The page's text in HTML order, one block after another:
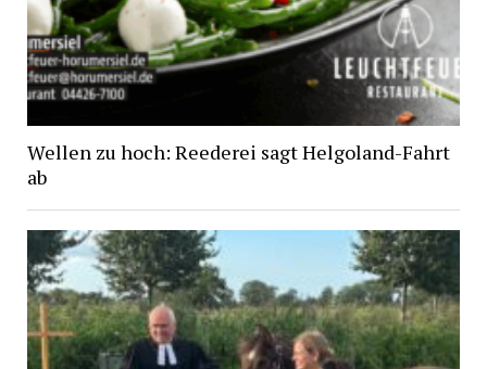
Wellen zu hoch: Reederei sagt Helgoland-Fahrt
ab